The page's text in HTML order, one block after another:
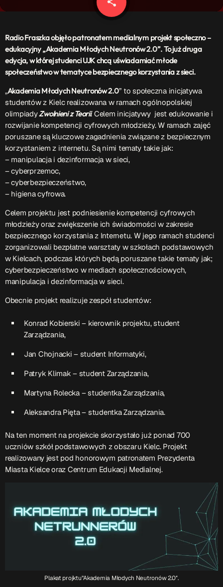
O nas
EKIPA
Rekrutacja Fraszka
Przydatne linki
Strona UJK
Klub WSPAK
Wirtualna Uczelnia
Biuro Karier
Punkt Interwencji Kryzysowej
Przydatne informacje
O nas– jedyna w Kielcach studencka stacja radiowa.
Projekt ruszył w październiku 2015 roku z inicjatywy
Patronat medialny Radia Fraszka
– regulamin, logotypy,
Czytaj więcej…
Wyszukaj
search
ON AIR
TOP CHART
Radio Fraszka objęło patronatem medialnym projekt społeczno –
edukacyjny „Akademia Młodych Neutronów 2.0”. To już druga
edycja, w której studenci UJK chcą uświadamiać młode
społeczeństwo w tematyce bezpiecznego korzystania z sieci.
„Akademia Młodych Neutronów 2.0” to społeczna inicjatywa
studentów z Kielc realizowana w ramach ogólnopolskiej
olimpiadyZwolnieni z Teorii. Celem inicjatywy jest edukowanie i
rozwijanie kompetencji cyfrowych młodzieży. W ramach zajęć
poruszane są kluczowe zagadnienia związane z bezpiecznym
korzystaniem z internetu. Są nimi tematy takie jak:
– manipulacja i dezinformacja w sieci,
– cyberprzemoc,
– cyberbezpieczeństwo,
– higiena cyfrowa.
Celem projektu jest podniesienie kompetencji cyfrowych
młodzieży oraz zwiększenie ich świadomości w zakresie
bezpiecznego korzystania z Internetu. W jego ramach studenci
zorganizowali bezpłatne warsztaty w szkołach podstawowych
w Kielcach, podczas których będą poruszane takie tematy jak;
cyberbezpieczeństwo w mediach społecznościowych,
manipulacja i dezinformacja w sieci.
Obecnie projekt realizuje zespół studentów:
Konrad Kobierski – kierownik projektu, student
Zarządzania,
Jan Chojnacki – student Informatyki,
Patryk Klimak – student Zarządzania,
Martyna Rolecka – studentka Zarządzania,
Aleksandra Pięta – studentka Zarządzania.
Na ten moment na projekcie skorzystało już ponad 700
uczniów szkół podstawowych z obszaru Kielc. Projekt
realizowany jest pod honorowym patronatem Prezydenta
Miasta Kielce oraz Centrum Edukacji Medialnej.
Plakat projktu”Akademia Młodych Neutronów 2.0″.